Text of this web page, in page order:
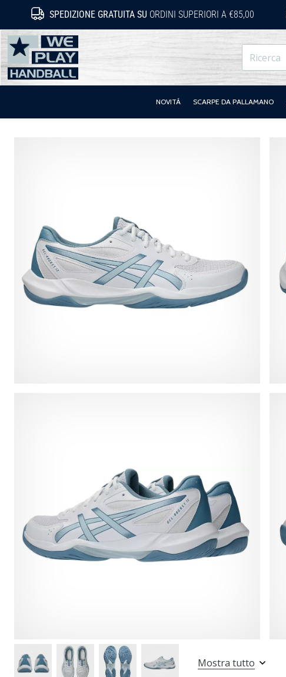
SPEDIZIONE GRATUITA SU ORDINI SUPERIORI A €85,00
WePlayHandball.it
NOVITÁ SCARPE DA PALLAMANO
Mostra tutto